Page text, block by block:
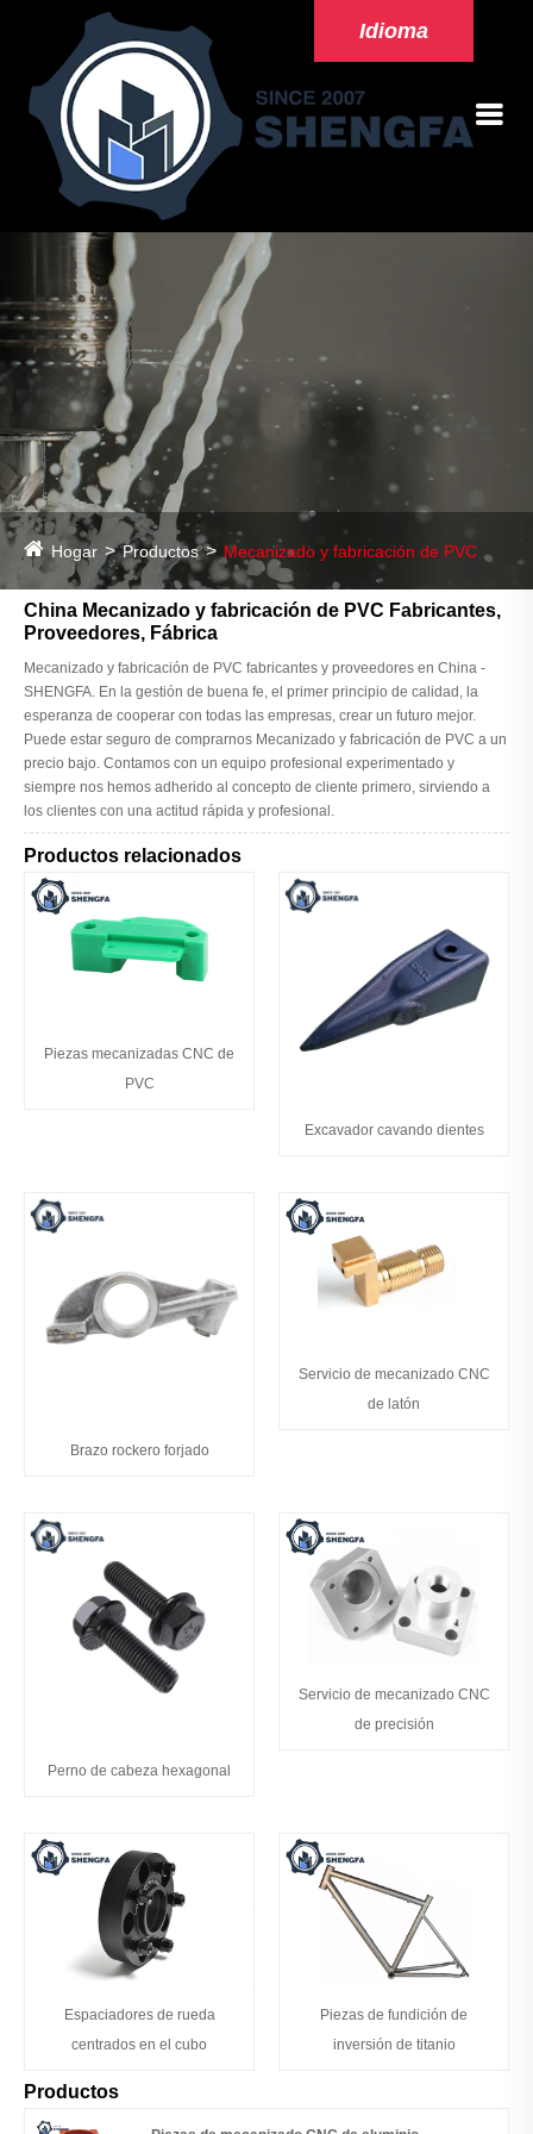
Idioma
Hogar Productos Mecanizado y fabricación de PVC
China Mecanizado y fabricación de PVC Fabricantes,
Proveedores, Fábrica
Mecanizado y fabricación de PVC fabricantes y proveedores en China -
SHENGFA. En la gestión de buena fe, el primer principio de calidad, la
esperanza de cooperar con todas las empresas, crear un futuro mejor.
Puede estar seguro de comprarnos Mecanizado y fabricación de PVC a un
precio bajo. Contamos con un equipo profesional experimentado y
siempre nos hemos adherido al concepto de cliente primero, sirviendo a
los clientes con una actitud rápida y profesional.
Productos relacionados
Piezas mecanizadas CNC de
PVC
Excavador cavando dientes
Brazo rockero forjado
Servicio de mecanizado CNC
de latón
Perno de cabeza hexagonal
Servicio de mecanizado CNC
de precisión
Espaciadores de rueda
centrados en el cubo
Piezas de fundición de
inversión de titanio
Productos